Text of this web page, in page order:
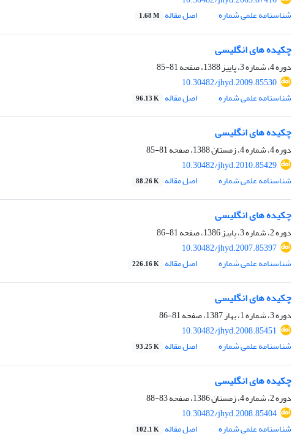
شناسنامه علمی شماره
اصل مقاله 1.68 M
چکیده های انگلیسی
دوره 4، شماره 3، پاییز 1388، صفحه
81-85
10.30482/jhyd.2009.85530
شناسنامه علمی شماره
اصل مقاله 96.13 K
چکیده های انگلیسی
دوره 4، شماره 4، زمستان 1388، صفحه
81-85
10.30482/jhyd.2010.85429
شناسنامه علمی شماره
اصل مقاله 88.26 K
چکیده های انگلیسی
دوره 2، شماره 3، پاییز 1386، صفحه
81-86
10.30482/jhyd.2007.85397
شناسنامه علمی شماره
اصل مقاله 226.16 K
چکیده های انگلیسی
دوره 3، شماره 1، بهار 1387، صفحه
81-86
10.30482/jhyd.2008.85451
شناسنامه علمی شماره
اصل مقاله 93.25 K
چکیده های انگلیسی
دوره 2، شماره 4، زمستان 1386، صفحه
83-88
10.30482/jhyd.2008.85404
شناسنامه علمی شماره
اصل مقاله 102.1 K